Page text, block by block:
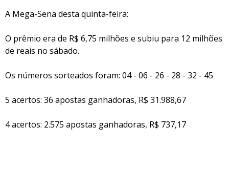
A Mega-Sena desta quinta-feira:
O prêmio era de R$ 6,75 milhões e subiu para 12 milhões
de reais no sábado.
Os números sorteados foram: 04 - 06 - 26 - 28 - 32 - 45
5 acertos: 36 apostas ganhadoras, R$ 31.988,67
4 acertos: 2.575 apostas ganhadoras, R$ 737,17